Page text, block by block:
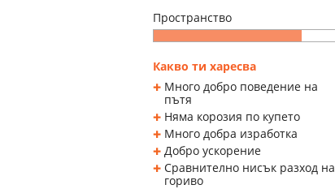
Пространство
Какво ти харесва
Много добро поведение на
пътя
Няма корозия по купето
Много добра изработка
Добро ускорение
Сравнително нисък разход на
гориво